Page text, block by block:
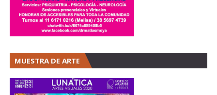
MUESTRA DE ARTE